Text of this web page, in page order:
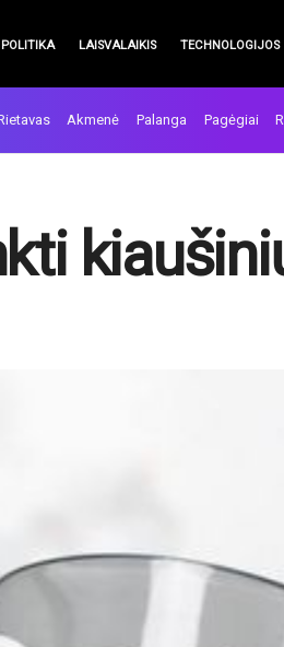
POLITIKA LAISVALAIKIS TECHNOLOGIJOS
Akmenė Palanga Pagėgiai